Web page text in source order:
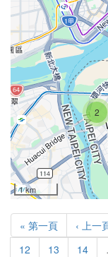
2
1 km
« 第一頁 ‹ 上一
12
13 14